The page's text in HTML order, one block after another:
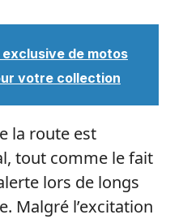
de motos
votre collection
la route est
tout comme le fait
lors de longs
Malgré l’excitation